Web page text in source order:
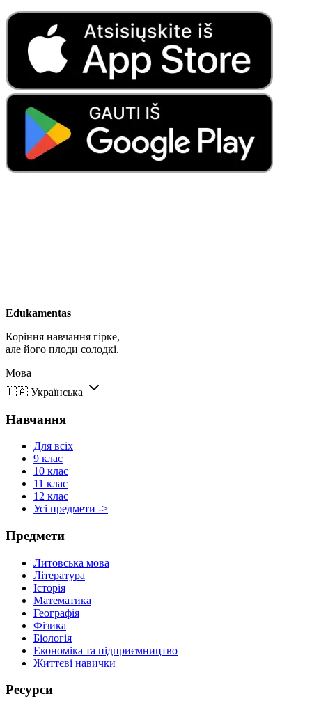
Edukamentas
Коріння навчання гірке,
але його плоди солодкі.
Мова
🇺🇦 Українська
Навчання
Для всіх
9 клас
10 клас
11 клас
12 клас
Усі предмети ->
Предмети
Литовська мова
Література
Історія
Математика
Географія
Фізика
Біологія
Економіка та підприємництво
Життєві навички
Ресурси